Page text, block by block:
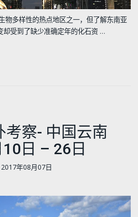
物多样性的热点地区之一，但了解东南亚
却受到了缺少准确定年的化石资 …
考察- 中国云南
日 – 26日
2017年08月07日